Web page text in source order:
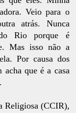
Veio para o
atrás. Nunca
Rio porque é
Mas isso não a
Por causa dos
acha que é a casa
Religiosa (CCIR),